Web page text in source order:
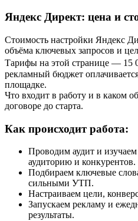
Яндекс Директ: цена и
Стоимость настройки Яндекс
объёма ключевых запросов и
Тарифы на этой странице — 15
рекламный бюджет
площадке.
Что входит в работу и в каком
договоре до старта.
Как происходит работа:
Проводим аудит и
аудиторию и конкурентов.
Подбираем ключевые
сильными УТП.
Настраиваем цели,
Запускаем рекламу и
результаты.